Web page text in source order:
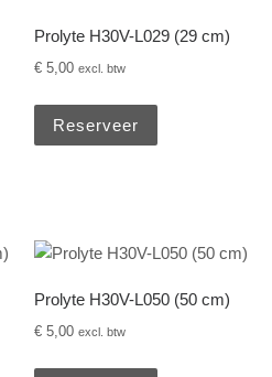
Prolyte H30V-L029 (29 cm)
€ 5,00 excl. btw
Reserveer
Prolyte H30V-L050 (50 cm)
€ 5,00 excl. btw